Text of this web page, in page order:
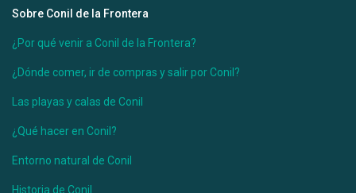
Desde 150 €
Casa Helena
Sobre Conil de la Frontera
¿Por qué venir a Conil de la Frontera?
¿Dónde comer, ir de compras y salir por Conil?
Las playas y calas de Conil
¿Qué hacer en Conil?
Entorno natural de Conil
Historia de Conil